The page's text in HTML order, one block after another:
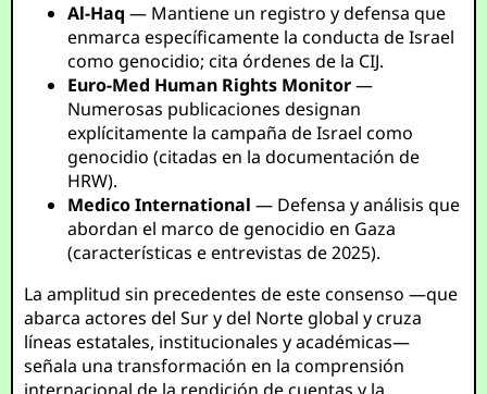
Al-Haq — Mantiene un registro y defensa que
enmarca específicamente la conducta de Israel
como genocidio; cita órdenes de la CIJ.
Euro-Med Human Rights Monitor—
Numerosas publicaciones designan
explícitamente la campaña de Israel como
genocidio (citadas en la documentación de
HRW).
Medico International — Defensa y análisis que
abordan el marco de genocidio en Gaza
(características e entrevistas de 2025).
La amplitud sin precedentes de este consenso —que
abarca actores del Sur y del Norte global y cruza
líneas estatales, institucionales y académicas—
señala una transformación en la comprensión